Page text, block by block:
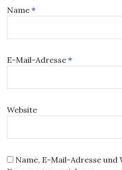
Name *
E-Mail-Adresse *
Website
Name, E-Mail-Adresse und